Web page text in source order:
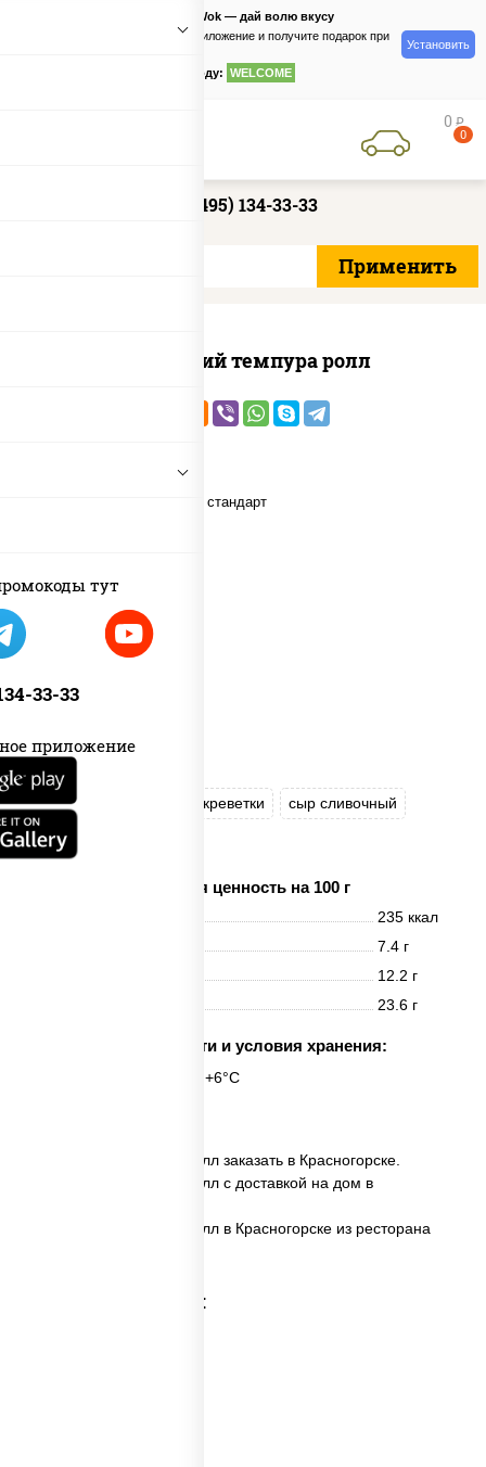
тут
33-33
приложение
PizzaSushiWok — дай волю вкусу
Скачайте приложение и получите подарок при
по промокоду: WELCOME
Установить
0 руб
0
+7 (495) 134-33-33
Домашний темпура ролл
рис креветки сыр сливочный
сухари панировочные
Пищевая ценность на 100 г
235 ккал
7.4 г
12.2 г
23.6 г
Срок годности и условия хранения:
6 часов при t° от +2°C до +6°C
✅ Домашний темпура ролл заказать в Красногорске.
✅ Домашний темпура ролл с доставкой на дом в
✅ Домашний темпура ролл в Красногорске из ресторана
Категории товара: